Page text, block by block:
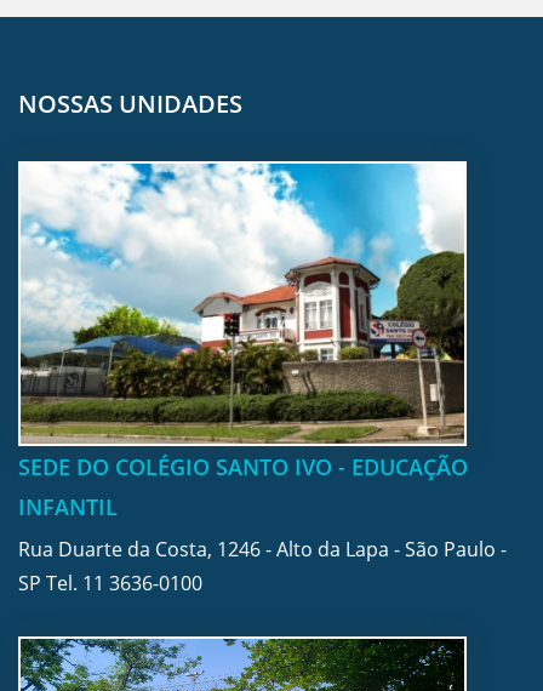
NOSSAS UNIDADES
SEDE DO COLÉGIO SANTO IVO - EDUCAÇÃO
INFANTIL
Rua Duarte da Costa, 1246 - Alto da Lapa - São Paulo -
SP Tel. 11 3636-0100